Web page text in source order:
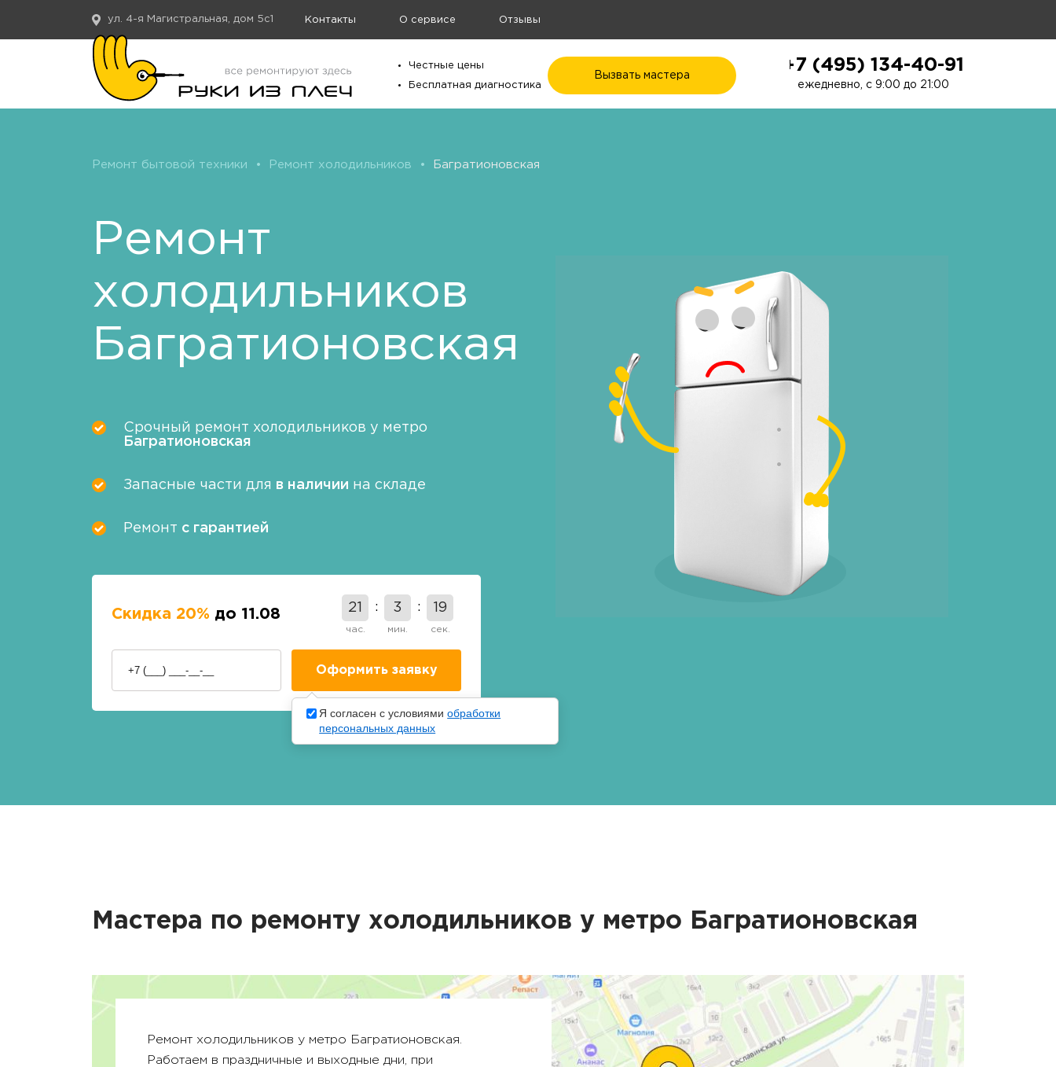
ул. 4-я Магистральная, дом 5с1 Контакты О сервисе Отзывы
Честные цены
Бесплатная диагностика
Вызвать мастера
+7 (495) 134-40-91
ежедневно, с 9:00 до 21:00
Ремонт бытовой техники • Ремонт холодильников • Багратионовская
Ремонт
холодильников
Багратионовская
Срочный ремонт холодильников у метро
Багратионовская
Запасные части для в наличии на складе
Ремонт с гарантией
Скидка 20% до 11.08 21
час.
3
мин.
18
сек.
Мастера по ремонту холодильников у метро Багратионовская
Ремонт холодильников у метро Багратионовская.
Работаем в праздничные и выходные дни, при
Я согласен с условиямиобработки
персональных данных